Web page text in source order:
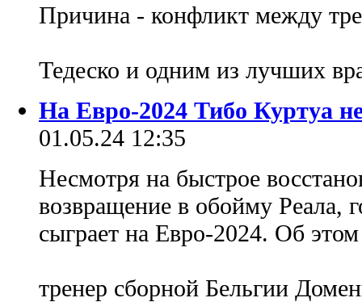
Причина - конфликт между
Тедеско и одним из лучших
На Евро-2024 Тибо Куртуа
01.05.24 12:35
Несмотря на быстрое
возвращение в обойму Реала,
сыграет на Евро-2024. Об
тренер сборной Бельгии